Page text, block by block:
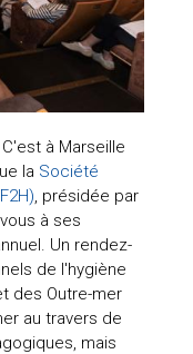
à Marseille
la Société
, présidée par
à ses
Un rendez-
de l'hygiène
des Outre-mer
au travers de
mais